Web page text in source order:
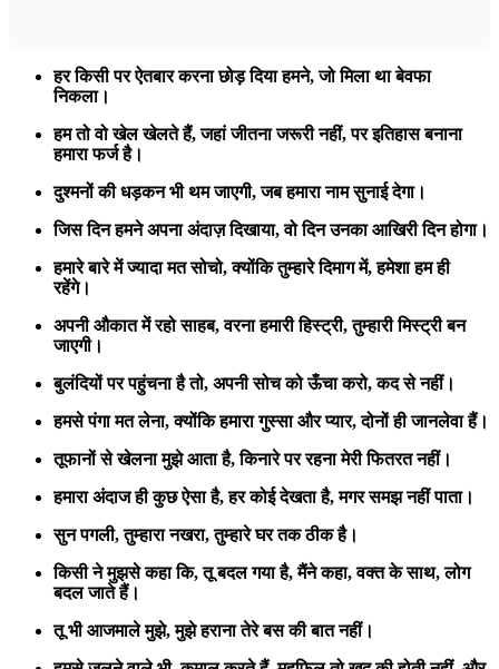
हर किसी पर ऐतबार करना छोड़ दिया हमने, जो मिला था बेवफा
निकला।
हम तो वो खेल खेलते हैं, जहां जीतना जरूरी नहीं, पर इतिहास बनाना
हमारा फर्ज है।
दुश्मनों की धड़कन भी थम जाएगी, जब हमारा नाम सुनाई देगा।
जिस दिन हमने अपना अंदाज़ दिखाया, वो दिन उनका आखिरी दिन होगा।
हमारे बारे में ज्यादा मत सोचो, क्योंकि तुम्हारे दिमाग में, हमेशा हम ही
रहेंगे।
अपनी औकात में रहो साहब, वरना हमारी हिस्ट्री, तुम्हारी मिस्ट्री बन
जाएगी।
बुलंदियों पर पहुंचना है तो, अपनी सोच को ऊँचा करो, कद से नहीं।
हमसे पंगा मत लेना, क्योंकि हमारा गुस्सा और प्यार, दोनों ही जानलेवा हैं।
तूफानों से खेलना मुझे आता है, किनारे पर रहना मेरी फितरत नहीं।
हमारा अंदाज ही कुछ ऐसा है, हर कोई देखता है, मगर समझ नहीं पाता।
सुन पगली, तुम्हारा नखरा, तुम्हारे घर तक ठीक है।
किसी ने मुझसे कहा कि, तू बदल गया है, मैंने कहा, वक्त के साथ, लोग
बदल जाते हैं।
तू भी आजमाले मुझे, मुझे हराना तेरे बस की बात नहीं।